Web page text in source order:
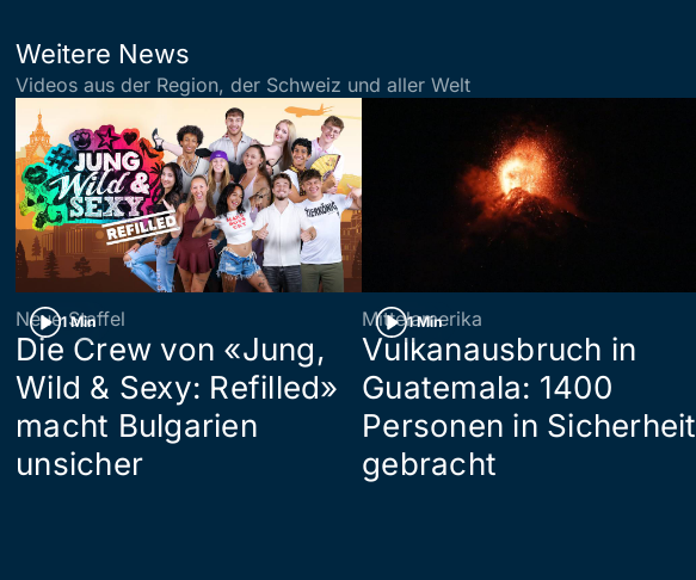
Weitere News
Videos aus der Region, der Schweiz und aller Welt
1 Min
Neue Staffel
Die Crew von «Jung,
Wild & Sexy: Refilled»
macht Bulgarien
unsicher
1 Min
Mittelamerika
Vulkanausbruch in
Guatemala: 1400
Personen in Sicherheit
gebracht